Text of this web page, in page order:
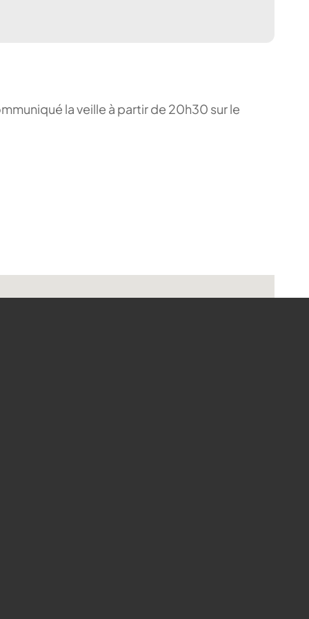
la veille à partir de 20h30 sur le